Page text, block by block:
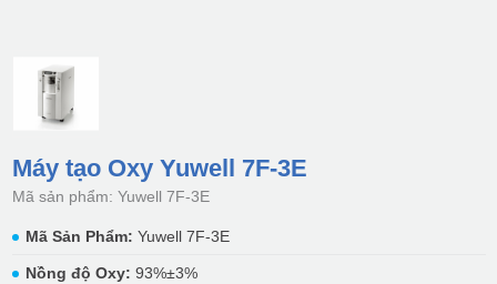
Máy tạo Oxy Yuwell 7F-3E
Mã sản phẩm: Yuwell 7F-3E
Mã Sản Phẩm: Yuwell 7F-3E
Nồng độ Oxy: 93%±3%